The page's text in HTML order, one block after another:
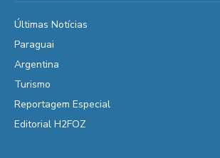
Últimas Notícias
Paraguai
Argentina
Turismo
Reportagem Especial
Editorial H2FOZ